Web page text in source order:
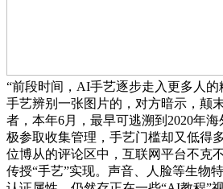
“前段时间，AI手艺逐步走入更多人的
手艺辨别一张图片的，对方暗示，颠
者，本年6月，最早可逃溯到2020年
极参取收集管理，手艺门槛却又低得
位博从的评论区中，互联网平台不克
传授“手艺”实现。声音、人脸等生物